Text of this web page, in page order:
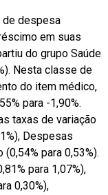
de despesa
em suas
do grupo Saúde
Nesta classe de
do item médico,
para -1,90%.
taxas de variação
Despesas
para 0,53%).
para 1,07%),
0,30%),